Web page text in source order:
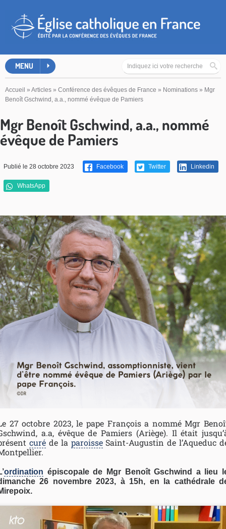
MENU
Accueil » Articles » Conférence des évêques de France » Nominations » Mgr
Benoît Gschwind, a.a., nommé évêque de Pamiers
Mgr Benoît Gschwind, a.a., nommé
évêque de Pamiers
Publié le 28 octobre 2023 Facebook Twitter Linkedin
WhatsApp
27 octobre 2023, le pape François a nommé Mgr
a.a, évêque de Pamiers (Ariège). Il était
curéde la paroisseSaint-Augustin de l’Aqueduc
ordination épiscopale de Mgr Benoît Gschwind a lieu
26 novembre 2023, à 15h, en la cathédrale